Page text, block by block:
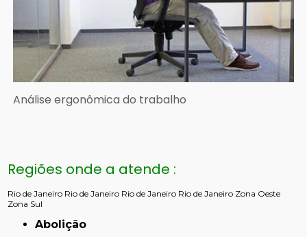
Análise ergonômica do trabalho
Regiões onde a atende :
Rio de Janeiro Rio de Janeiro Rio de Janeiro Rio de Janeiro Zona Oeste
Zona Sul
Abolição